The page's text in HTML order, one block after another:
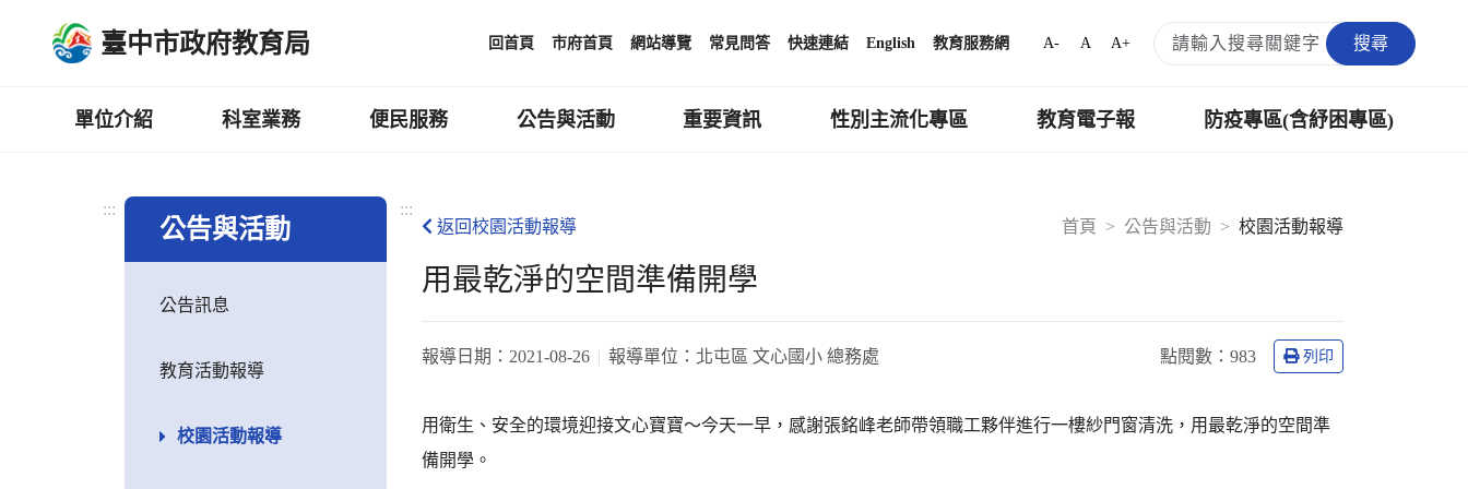
臺中市政府教育局 回首頁 市府首頁 網站導覽 常見問答 快速連結 English 教育服務網 A- A A+ 搜尋
單位介紹 科室業務 便民服務 公告與活動 重要資訊 性別主流化專區 教育電子報 防疫專區(含紓困專區)
:::
公告與活動
公告訊息
教育活動報導
校園活動報導
:::
首頁
公告與活動 校園活動報導
返回校園活動報導
用最乾淨的空間準備開學
報導日期： 2021-08-26 報導單位： 北屯區 文心國小 總務處 點閱數： 983 列印
用衛生、安全的環境迎接文心寶寶～今天一早，感謝張銘峰老師帶領職工夥伴進行一樓紗門窗清洗，用最乾淨的空間準
備開學。